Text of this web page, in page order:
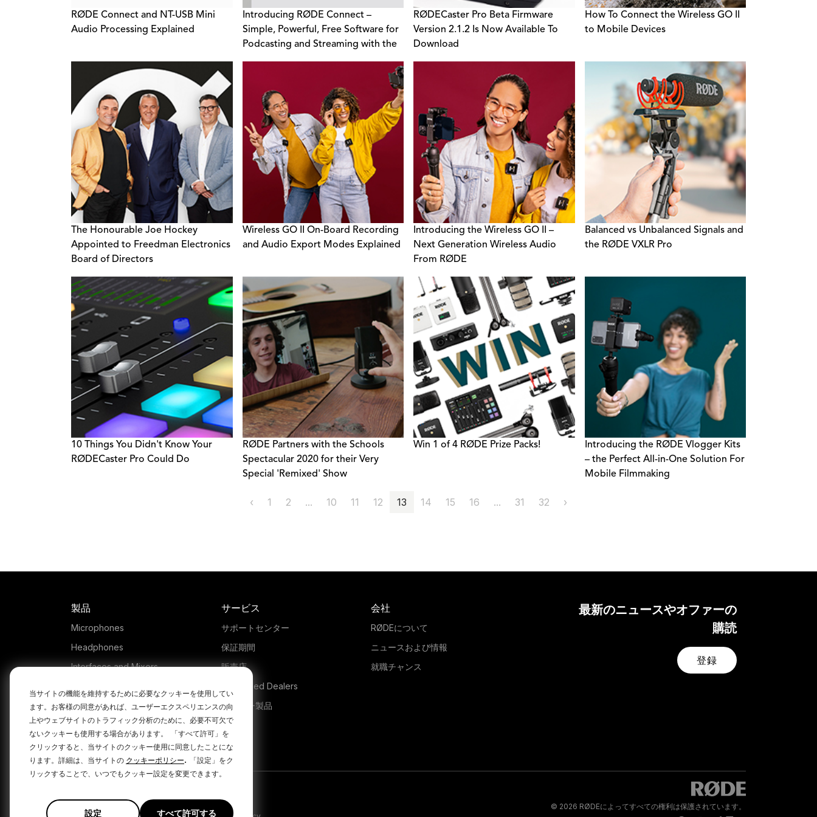
当サイトの機能を維持するために必要なクッキーを使用してい
ます。お客様の同意があれば、ユーザーエクスペリエンスの向
上やウェブサイトのトラフィック分析のために、必要不可欠で
ないクッキーも使用する場合があります。
「すべて許可」を
クリックすると、当サイトのクッキー使用に同意したことにな
ります。詳細は、当サイトの クッキーポリシー.
「設定」をク
リックすることで、いつでもクッキー設定を変更できます。
設定 すべて許可する
RØDE Connect and NT-USB Mini
Audio Processing Explained
Introducing RØDE Connect –
Simple, Powerful, Free Software for
Podcasting and Streaming with the
RØDECaster Pro Beta Firmware
Version 2.1.2 Is Now Available To
Download
How To Connect the Wireless GO II
to Mobile Devices
The Honourable Joe Hockey
Appointed to Freedman Electronics
Board of Directors
Wireless GO II On-Board Recording
and Audio Export Modes Explained
Introducing the Wireless GO II –
Next Generation Wireless Audio
From RØDE
Balanced vs Unbalanced Signals and
the RØDE VXLR Pro
10 Things You Didn't Know Your
RØDECaster Pro Could Do
RØDE Partners with the Schools
Spectacular 2020 for their Very
Special 'Remixed' Show
Win 1 of 4 RØDE Prize Packs!
Introducing the RØDE Vlogger Kits
– the Perfect All-in-One Solution For
Mobile Filmmaking
‹ 1 2 ... 10 11 12 13 14 15 16 ... 31 32 ›
最新のニュースやオファーの
購読
登録
製品
Microphones
Headphones
Interfaces and Mixers
Kits
Apparel
ソフトウェア
サービス
サポートセンター
保証期間
販売店
Authorised Dealers
レガシー製品
会社
RØDEについて
ニュースおよび情報
就職チャンス
© 2026 RØDEによってすべての権利は保護されています。